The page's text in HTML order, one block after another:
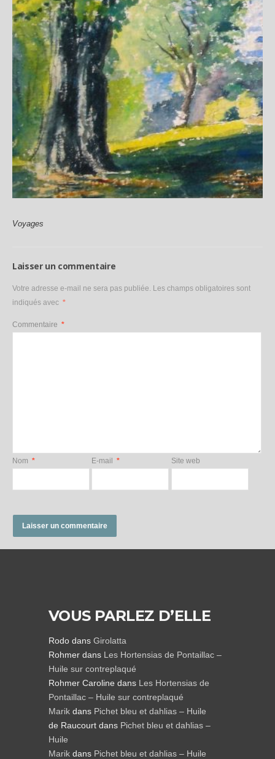
Laisser un commentaire
Votre adresse e-mail ne sera pas publiée. Les champs obligatoires sont
indiqués avec *
Commentaire *
Nom * E-mail * Site web
VOUS PARLEZ D’ELLE
Rododans Girolatta
Rohmerdans Les Hortensias de Pontaillac –
Huile sur contreplaqué
Rohmer Caroline dans Les Hortensias de
Pontaillac – Huile sur contreplaqué
Marikdans Pichet bleu et dahlias – Huile
de Raucourtdans Pichet bleu et dahlias –
Huile
Marikdans Pichet bleu et dahlias – Huile